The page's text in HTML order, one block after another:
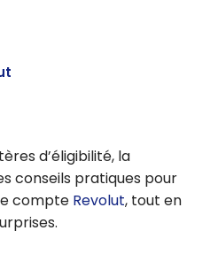
d’éligibilité, la
conseils pratiques pour
compte Revolut, tout en